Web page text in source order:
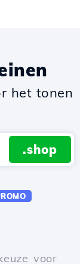
het tonen
.shop
voor